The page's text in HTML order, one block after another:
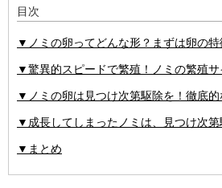
目次
▼ノミの卵ってどんな形？まずは卵の特
▼驚異的スピードで繁殖！ノミの繁殖
▼ノミの卵は見つけ次第駆除を！徹底
▼成長してしまったノミは、見つけ次第
▼まとめ